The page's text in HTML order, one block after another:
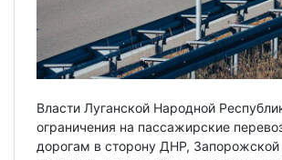
Власти Луганской Народной
ограничения на пассажирские
дорогам в сторону ДНР, Запорожской